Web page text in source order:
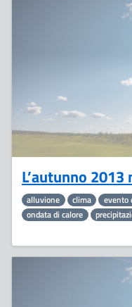
L’autunno
alluvione clima evento
ondata di calore